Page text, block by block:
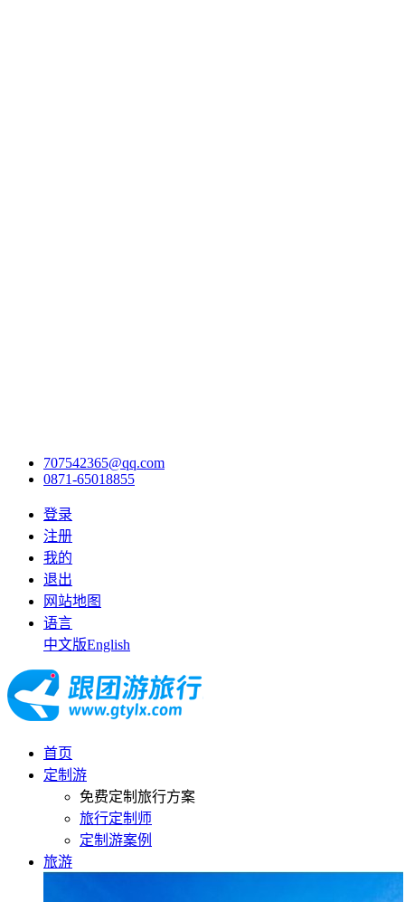
707542365@qq.com
0871-65018855
登录
注册
我的
退出
网站地图
语言
中文版English
首页
定制游
免费定制旅行方案
旅行定制师
定制游案例
旅游